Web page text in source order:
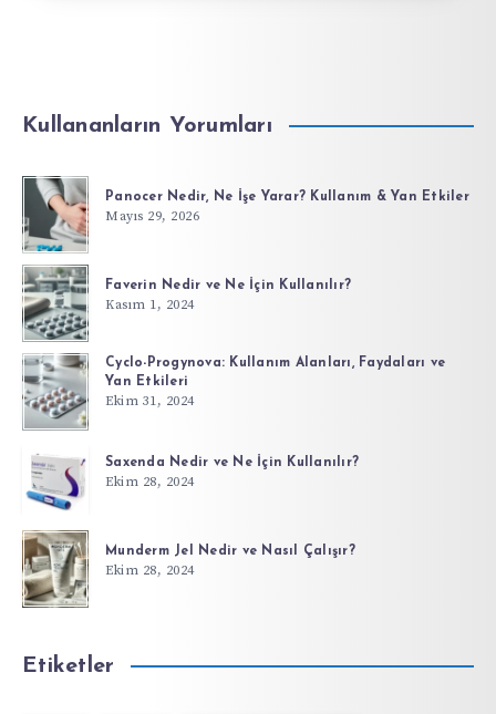
Kullananların Yorumları
Panocer Nedir, Ne İşe Yarar? Kullanım & Yan Etkiler
Mayıs 29, 2026
Faverin Nedir ve Ne İçin Kullanılır?
Kasım 1, 2024
Cyclo-Progynova: Kullanım Alanları, Faydaları ve
Yan Etkileri
Ekim 31, 2024
Saxenda Nedir ve Ne İçin Kullanılır?
Ekim 28, 2024
Munderm Jel Nedir ve Nasıl Çalışır?
Ekim 28, 2024
Etiketler